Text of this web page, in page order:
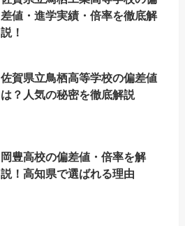
差値・進学実績・倍率を徹底解
説！
佐賀県立鳥栖高等学校の偏差値
は？人気の秘密を徹底解説
岡豊高校の偏差値・倍率を解
説！高知県で選ばれる理由